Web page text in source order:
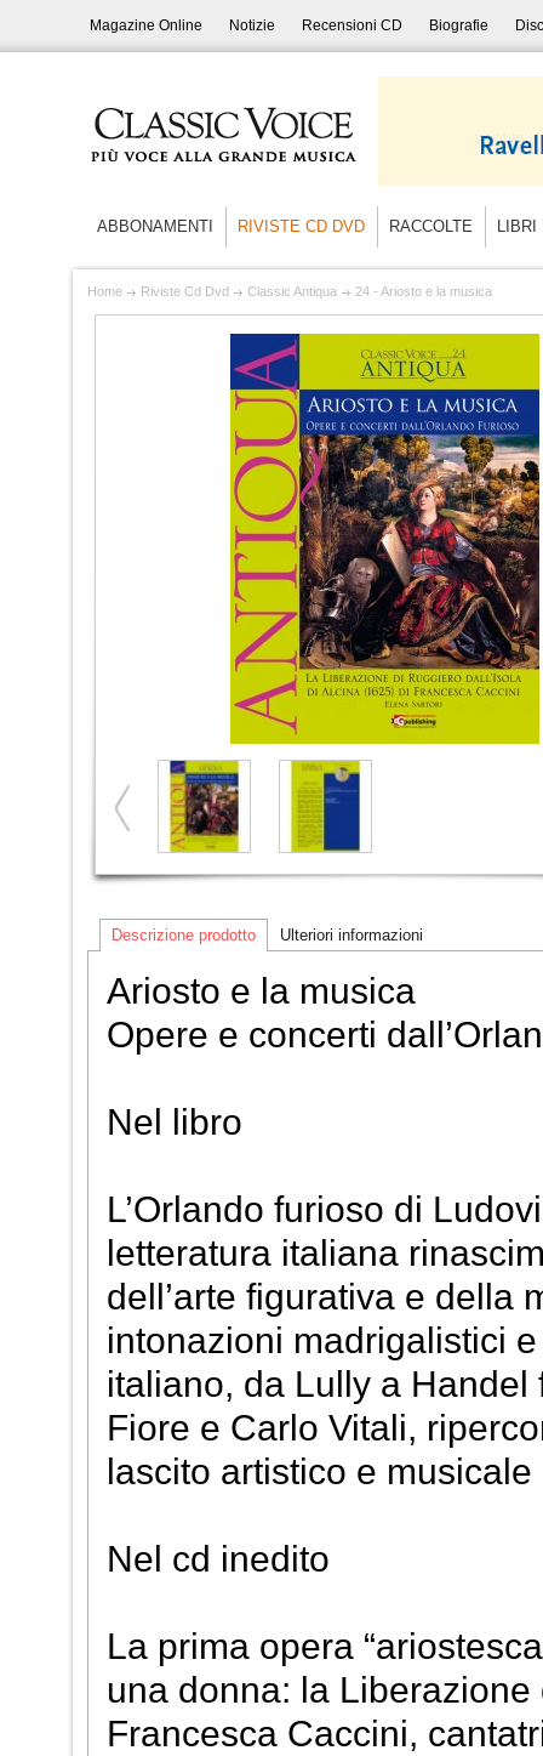
Magazine Online Notizie Recensioni CD Biografie
ABBONAMENTI RIVISTE CD DVD RACCOLTE LIBRI
Home Riviste Cd Dvd Classic Antiqua 24 - Ariosto e la musica
Descrizione prodotto Ulteriori informazioni
Ariosto e la musica
Opere e concerti
Nel libro
L’Orlando furioso di
letteratura italiana
dell’arte figurativa e della
intonazioni madrigalistici
italiano, da Lully a Handel
Fiore e Carlo Vitali,
lascito artistico e
Nel cd inedito
La prima opera
una donna: la
Francesca Caccini,